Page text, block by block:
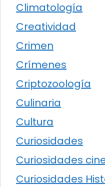
Climatología
Creatividad
Crimen
Crímenes
Criptozoología
Culinaria
Cultura
Curiosidades
Curiosidades
Curiosidades